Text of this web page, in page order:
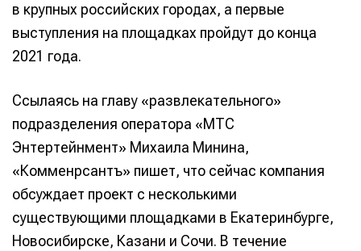
в крупных российских городах, а первые
выступления на площадках пройдут до конца
2021 года.
Ссылаясь на главу «развлекательного»
подразделения оператора «МТС
Энтертейнмент» Михаила Минина,
«Комменрсантъ» пишет, что сейчас компания
обсуждает проект с несколькими
существующими площадками в Екатеринбурге,
Новосибирске, Казани и Сочи. В течение